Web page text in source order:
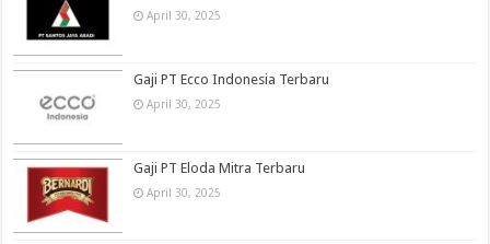
April 30, 2025
Gaji PT Ecco Indonesia Terbaru
April 30, 2025
Gaji PT Eloda Mitra Terbaru
April 30, 2025